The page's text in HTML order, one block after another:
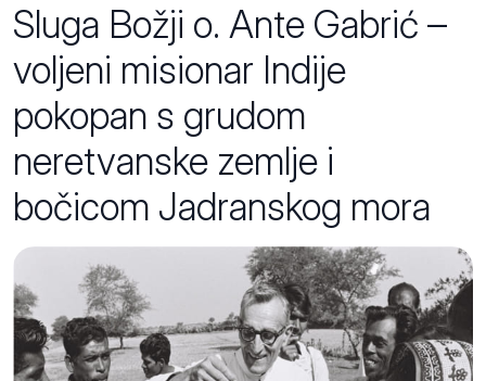
Sluga Božji o. Ante Gabrić –
voljeni misionar Indije
pokopan s grudom
neretvanske zemlje i
bočicom Jadranskog mora